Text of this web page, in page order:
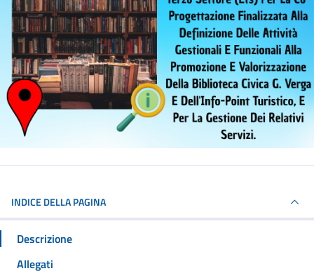
INDICE DELLA PAGINA
Descrizione
Allegati